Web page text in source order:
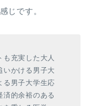
じです。
も充実した大人
いかける男子大
る男子大学生応
済的余裕のある